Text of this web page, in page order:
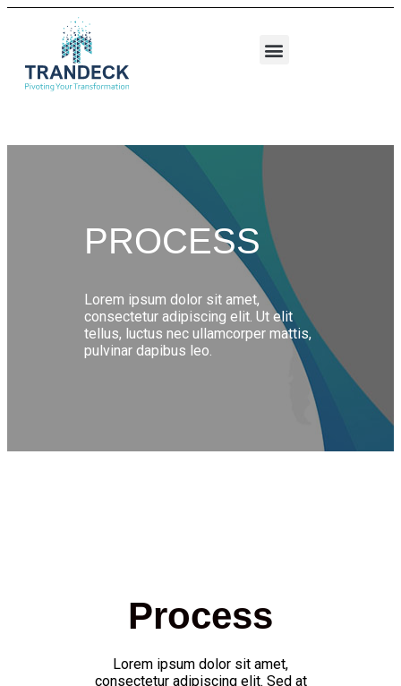
PROCESS
Lorem ipsum dolor sit amet,
consectetur adipiscing elit. Ut elit
tellus, luctus nec ullamcorper mattis,
pulvinar dapibus leo.
Process
Lorem ipsum dolor sit amet,
consectetur adipiscing elit. Sed at